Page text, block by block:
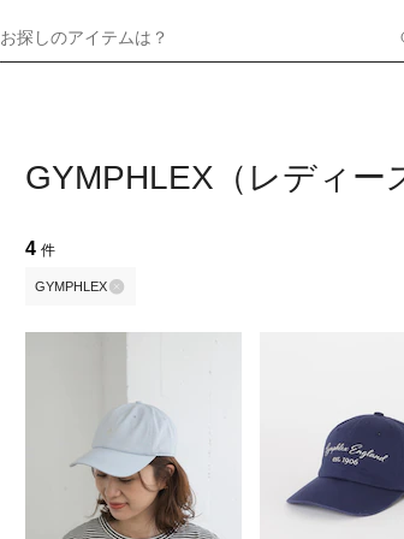
お探しのアイテムは？
GYMPHLEX（レディー
4 件
GYMPHLEX